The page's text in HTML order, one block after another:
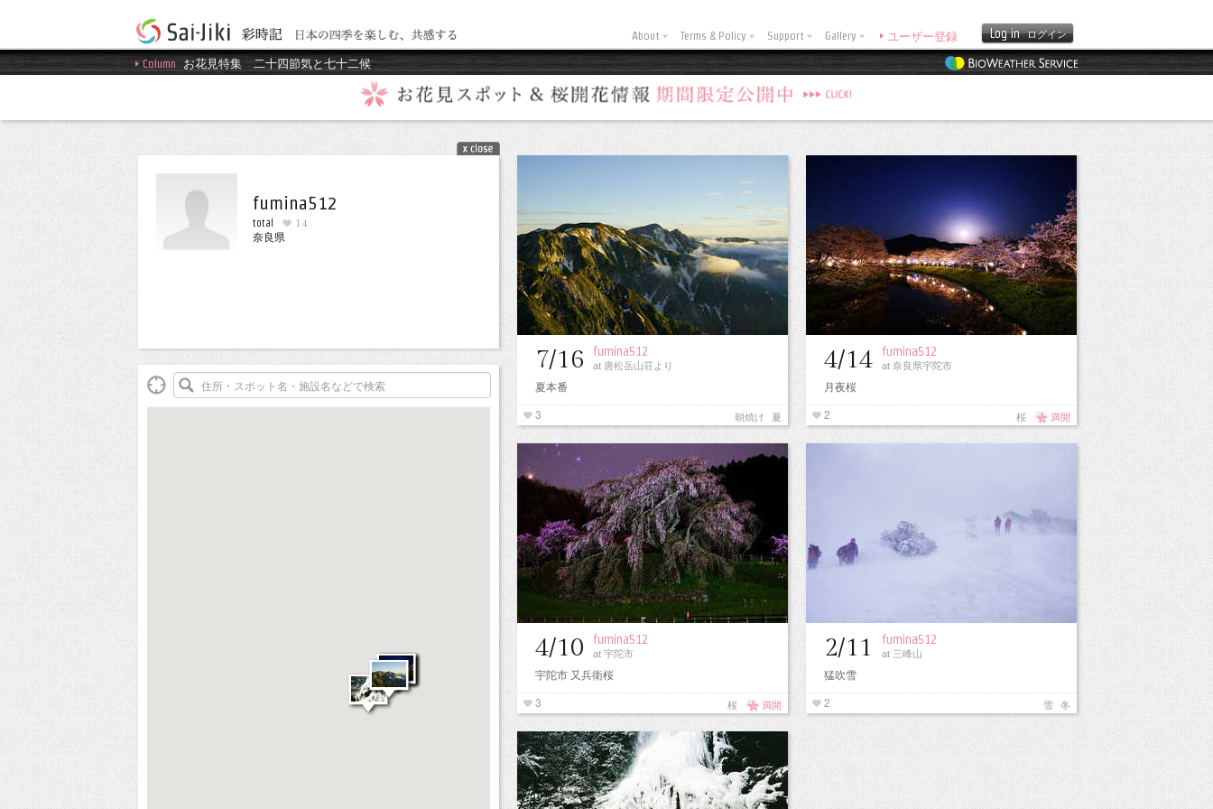
Log in ログイン
ユーザー登録
Gallery
Support
Terms & Policy
About
Column お花見特集 二十四節気と七十二候
fumina512
total
14
奈良県
7/16 fumina512
at 唐松岳山荘より
夏本番
3
朝焼け 夏
4/14 fumina512
at 奈良県宇陀市
月夜桜
2
桜 満開
4/10 fumina512
at 宇陀市
宇陀市 又兵衛桜
3
桜 満開
2/11 fumina512
at 三峰山
猛吹雪
2
雪 冬